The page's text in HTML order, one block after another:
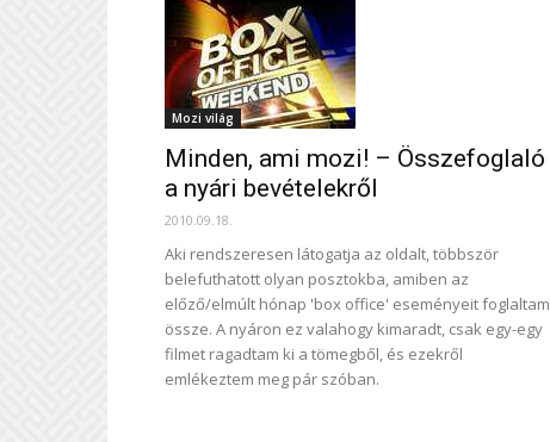
Mozi világ
Minden, ami mozi! – Összefoglaló
a nyári bevételekről
2010.09.18.
Aki rendszeresen látogatja az oldalt, többször
belefuthatott olyan posztokba, amiben az
előző/elmúlt hónap 'box office' eseményeit foglaltam
össze. A nyáron ez valahogy kimaradt, csak egy-egy
filmet ragadtam ki a tömegből, és ezekről
emlékeztem meg pár szóban.